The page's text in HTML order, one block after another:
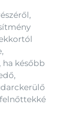
ha később